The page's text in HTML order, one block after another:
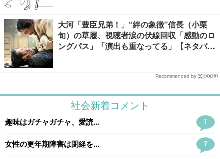
大河「豊臣兄弟！」“絆の象徴”信長（小栗
旬）の草履、視聴者涙の伏線回収「感動のロ
ングパス」「演出も重なってる」【ネタバレ
Recommended by